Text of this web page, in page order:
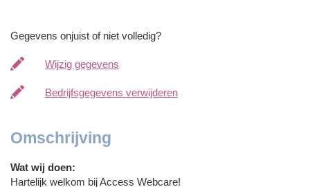
Gegevens onjuist of niet volledig?
Wijzig gegevens
Bedrijfsgegevens verwijderen
Omschrijving
Wat wij doen:
Hartelijk welkom bij Access Webcare!